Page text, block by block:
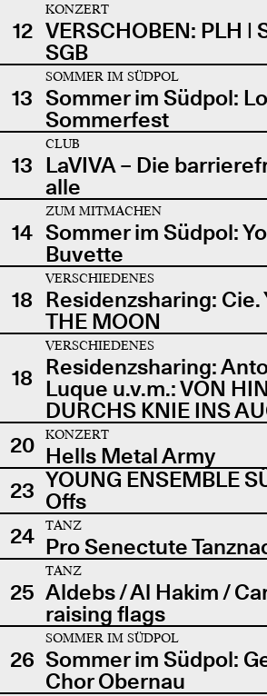
12
KONZERT
VERSCHOBEN: PLH |
SGB
13
SOMMER IM SÜDPOL
Sommer im Südpol:
Sommerfest
13
CLUB
LaVIVA – Die
alle
14
ZUM MITMACHEN
Sommer im Südpol:
Buvette
18
VERSCHIEDENES
Residenzsharing: Cie.
THE MOON
18
VERSCHIEDENES
Residenzsharing:
Luque u.v.m.: VON
DURCHS KNIE INS
20
KONZERT
Hells Metal Army
23 YOUNG ENSEMBLE
Offs
24
TANZ
Pro Senectute
25
TANZ
Aldebs / Al Hakim /
raising flags
26
SOMMER IM SÜDPOL
Sommer im Südpol:
Chor Obernau